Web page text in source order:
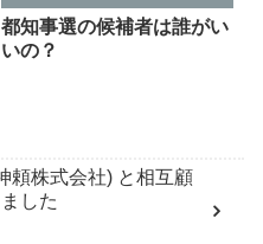
都知事選の候補者は誰がい
いの？
頼株式会社) と相互顧
した